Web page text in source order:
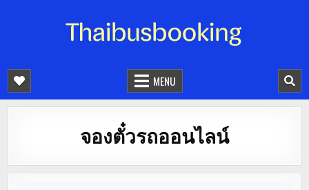
จองตั๋วรถออนไลน์ 24 ชั่วโมง
MENU
จองตั๋วรถออนไลน์